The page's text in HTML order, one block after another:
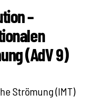
–
(AdV 9)
Strömung (IMT)